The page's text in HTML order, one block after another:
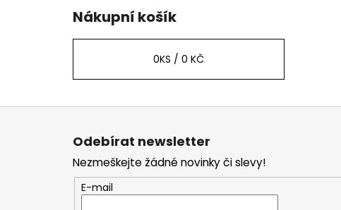
Nákupní košík
0KS / 0 KČ
Z
Odebírat newsletter
Nezmeškejte žádné novinky či slevy!
E-mail